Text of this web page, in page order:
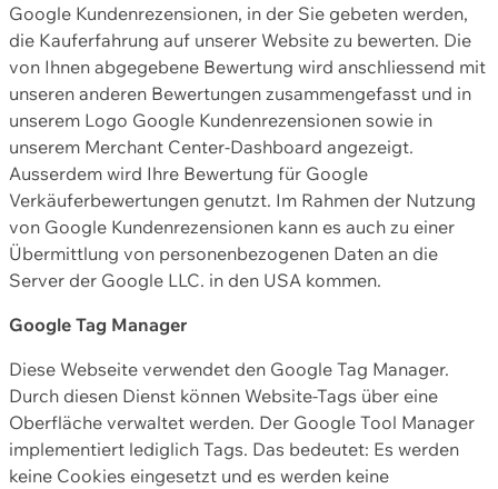
Google Kundenrezensionen, in der Sie gebeten werden,
die Kauferfahrung auf unserer Website zu bewerten. Die
von Ihnen abgegebene Bewertung wird anschliessend mit
unseren anderen Bewertungen zusammengefasst und in
unserem Logo Google Kundenrezensionen sowie in
unserem Merchant Center-Dashboard angezeigt.
Ausserdem wird Ihre Bewertung für Google
Verkäuferbewertungen genutzt. Im Rahmen der Nutzung
von Google Kundenrezensionen kann es auch zu einer
Übermittlung von personenbezogenen Daten an die
Server der Google LLC. in den USA kommen.
Google Tag Manager
Diese Webseite verwendet den Google Tag Manager.
Durch diesen Dienst können Website-Tags über eine
Oberfläche verwaltet werden. Der Google Tool Manager
implementiert lediglich Tags. Das bedeutet: Es werden
keine Cookies eingesetzt und es werden keine